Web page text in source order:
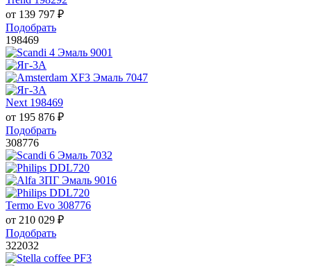
от 139 797 ₽
Подобрать
198469
Next 198469
от 195 876 ₽
Подобрать
308776
Termo Evo 308776
от 210 029 ₽
Подобрать
322032